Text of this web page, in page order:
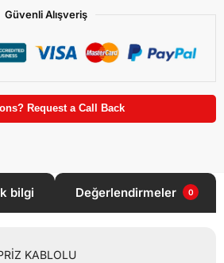
Güvenli Alışveriş
Request a Call Back
bilgi Değerlendirmeler 0
KABLOLU